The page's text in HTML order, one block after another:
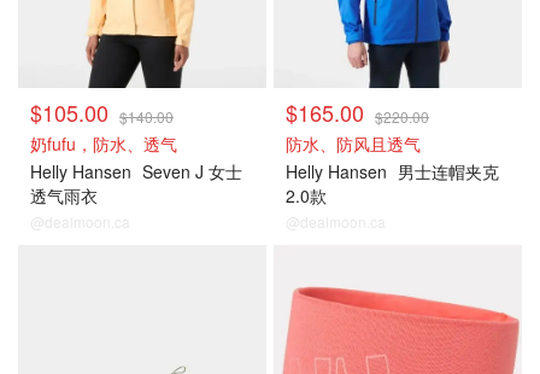
$105.00 $140.00
奶fufu，防水、透气
Helly Hansen Seven J 女士
透气雨衣
@dealmoon.ca
$165.00 $220.00
防水、防风且透气
Helly Hansen 男士连帽夹克
2.0款
@dealmoon.ca